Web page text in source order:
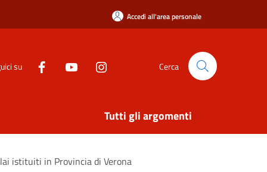
Accedi all'area personale
su Cerca
Tutti gli argomenti
istituiti in Provincia di Verona